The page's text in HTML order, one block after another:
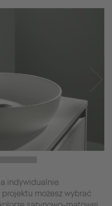
indywidualnie
możesz wybrać